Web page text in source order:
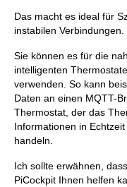
Das macht es ideal für
instabilen Verbindungen.
Sie können es für die
intelligenten
verwenden. So kann
Daten an einen MQTT-
Thermostat, der das
Informationen in
handeln.
Ich sollte erwähnen,
PiCockpit Ihnen helfen